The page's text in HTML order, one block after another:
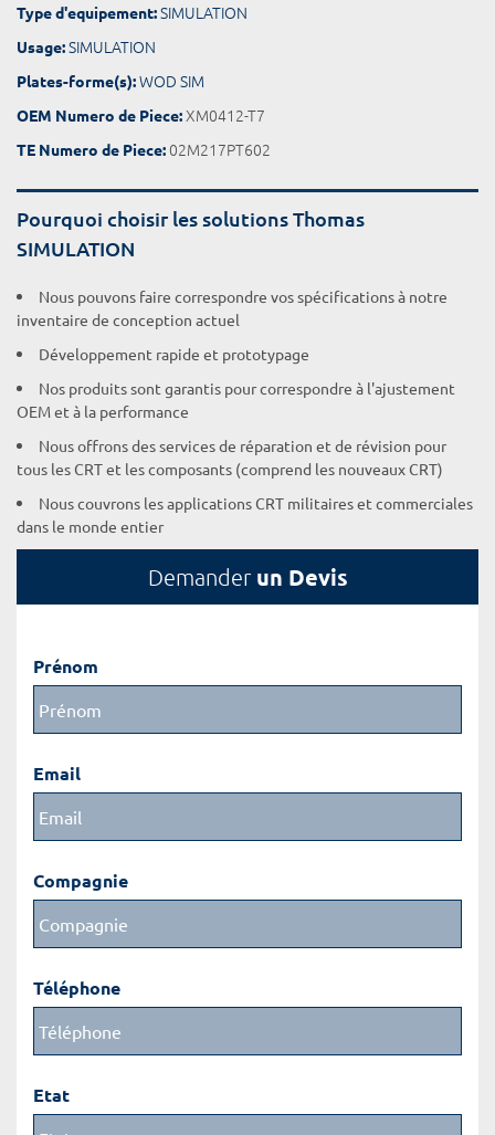
Type d'equipement:SIMULATION
Usage:SIMULATION
Plates-forme(s):WOD SIM
OEM Numero de Piece:XM0412-T7
TE Numero de Piece:02M217PT602
Pourquoi choisir les solutions Thomas
SIMULATION
Nous pouvons faire correspondre vos spécifications à notre
inventaire de conception actuel
Développement rapide et prototypage
Nos produits sont garantis pour correspondre à l'ajustement
OEM et à la performance
Nous offrons des services de réparation et de révision pour
tous les CRT et les composants (comprend les nouveaux CRT)
Nous couvrons les applications CRT militaires et commerciales
dans le monde entier
Demander un Devis
Prénom
Email
Compagnie
Téléphone
Etat